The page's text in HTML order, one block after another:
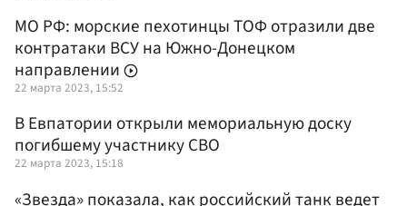
МО РФ: морские пехотинцы ТОФ отразили две
контратаки ВСУ на Южно-Донецком
направлении
22 марта 2023, 15:52
В Евпатории открыли мемориальную доску
погибшему участнику СВО
22 марта 2023, 15:18
«Звезда» показала, как российский танк ведет